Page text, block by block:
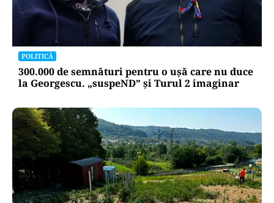
POLITICĂ
300.000 de semnături pentru o ușă care nu duce
la Georgescu. „suspeND” și Turul 2 imaginar